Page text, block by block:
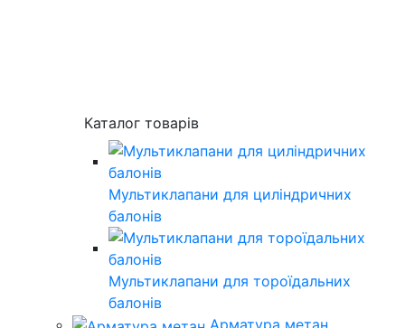
Каталог товарів
Мультиклапани для циліндричних
балонів
Мультиклапани для тороїдальних
балонів